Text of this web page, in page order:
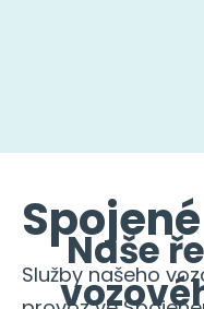
Služby našeho
Naše